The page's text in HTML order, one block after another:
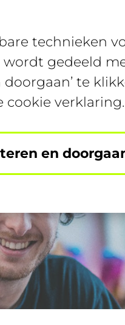
technieken
gedeeld
te
cookie verklaring.
en